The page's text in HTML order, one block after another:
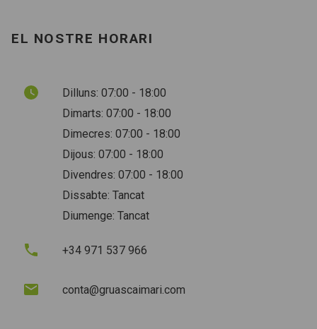
EL NOSTRE HORARI
Dilluns: 07:00 - 18:00
Dimarts: 07:00 - 18:00
Dimecres: 07:00 - 18:00
Dijous: 07:00 - 18:00
Divendres: 07:00 - 18:00
Dissabte: Tancat
Diumenge: Tancat
+34 971 537 966
conta@gruascaimari.com